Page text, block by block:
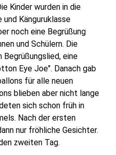
Kinder wurden in die
Känguruklasse
noch eine Begrüßung
und Schülern. Die
Begrüßungslied, eine
Eye Joe". Danach gab
für alle neuen
blieben aber nicht lange
sich schon früh in
Nach der ersten
nur fröhliche Gesichter.
zweiten Tag.